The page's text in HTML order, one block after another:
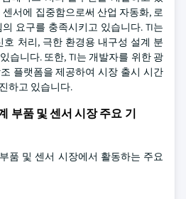
서에 집중함으로써 산업 자동화, 로
요구를 충족시키고 있습니다. TI는
호 처리, 극한 환경용 내구성 설계 분
습니다. 또한, TI는 개발자를 위한 광
플랫폼을 제공하여 시장 출시 시간
하고 있습니다.
부품 및 센서 시장 주요 기
품 및 센서 시장에서 활동하는 주요